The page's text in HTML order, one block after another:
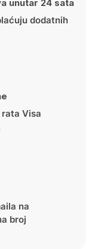
unutar 24 sata
dodatnih
Visa
na
broj